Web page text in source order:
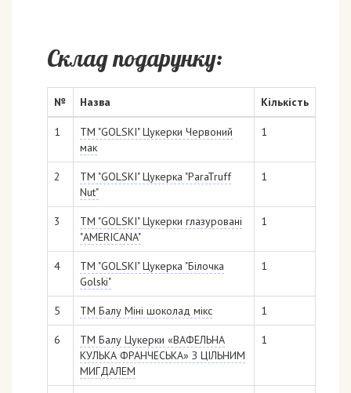
Склад подарунку:
№ Назва Кількість
1
ТМ "GOLSKI" Цукерки Червоний
мак
1
2
ТМ "GOLSKI" Цукерка "ParaTruff
Nut"
1
3
ТМ "GOLSKI" Цукерки глазуровані
"AMERICANA"
1
4
ТМ "GOLSKI" Цукерка "Білочка
Golski"
1
5 ТМ Балу Міні шоколад мікс 1
6
ТМ Балу Цукерки «ВАФЕЛЬНА
КУЛЬКА ФРАНЧЕСЬКА» З ЦІЛЬНИМ
МИГДАЛЕМ
1